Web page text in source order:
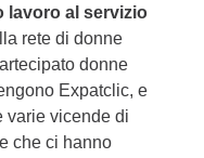
lavoro al servizio
rete di donne
donne
Expatclic, e
varie vicende di
che ci hanno